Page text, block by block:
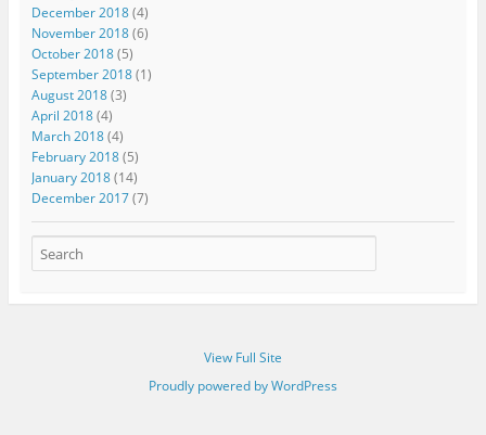
December 2018(4)
November 2018(6)
October 2018(5)
September 2018(1)
August 2018(3)
April 2018(4)
March 2018(4)
February 2018(5)
January 2018(14)
December 2017(7)
View Full Site
Proudly powered by WordPress